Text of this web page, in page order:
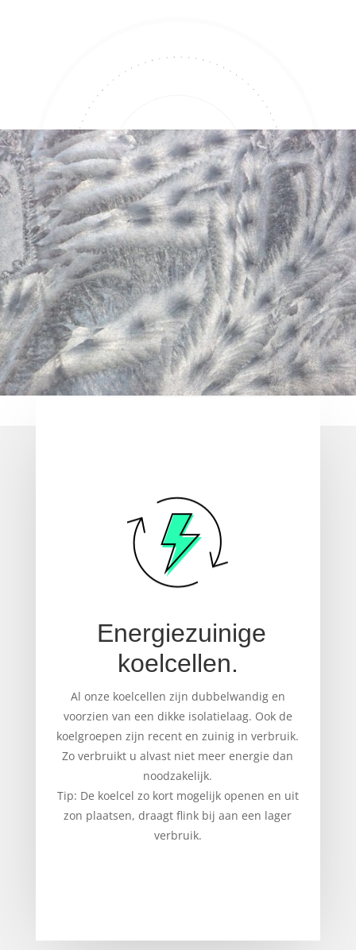
Energiezuinige
koelcellen.
Al onze koelcellen zijn dubbelwandig en
voorzien van een dikke isolatielaag. Ook de
koelgroepen zijn recent en zuinig in verbruik.
Zo verbruikt u alvast niet meer energie dan
noodzakelijk.
Tip: De koelcel zo kort mogelijk openen en uit
zon plaatsen, draagt flink bij aan een lager
verbruik.